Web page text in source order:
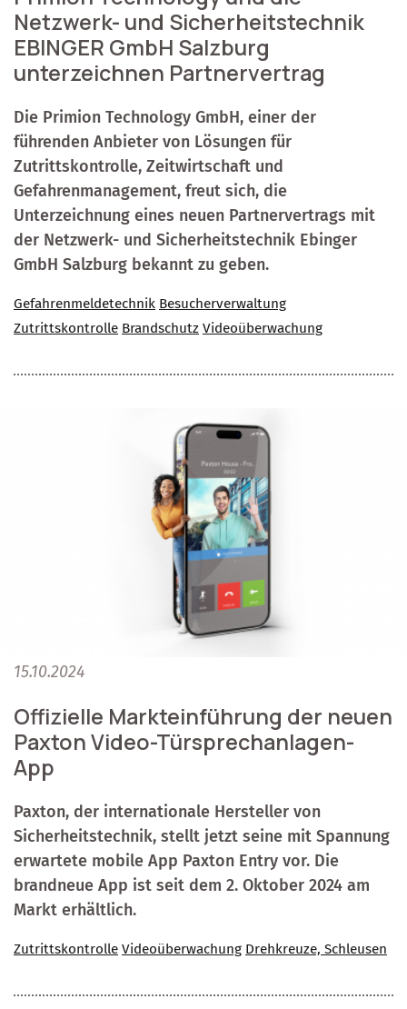
Netzwerk- und Sicherheitstechnik
EBINGER GmbH Salzburg
unterzeichnen Partnervertrag
Die Primion Technology GmbH, einer der
führenden Anbieter von Lösungen für
Zutrittskontrolle, Zeitwirtschaft und
Gefahrenmanagement, freut sich, die
Unterzeichnung eines neuen Partnervertrags mit
der Netzwerk- und Sicherheitstechnik Ebinger
GmbH Salzburg bekannt zu geben.
Gefahrenmeldetechnik Besucherverwaltung
Zutrittskontrolle Brandschutz Videoüberwachung
15.10.2024
Offizielle Markteinführung der neuen
Paxton Video-Türsprechanlagen-
App
Paxton, der internationale Hersteller von
Sicherheitstechnik, stellt jetzt seine mit Spannung
erwartete mobile App Paxton Entry vor. Die
brandneue App ist seit dem 2. Oktober 2024 am
Markt erhältlich.
Zutrittskontrolle Videoüberwachung Drehkreuze, Schleusen